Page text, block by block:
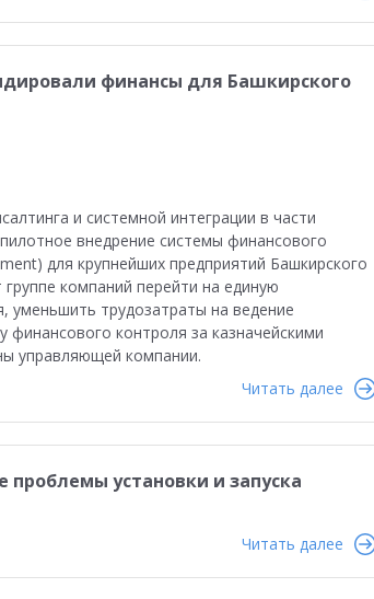
финансы для Башкирского
и системной интеграции в части
внедрение системы финансового
для крупнейших предприятий Башкирского
компаний перейти на единую
уменьшить трудозатраты на ведение
контроля за казначейскими
управляющей компании.
Читать далее
проблемы установки и запуска
Читать далее